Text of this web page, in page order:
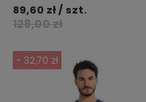
128,00 zł
89,60 zł / szt.
- 32,70 zł